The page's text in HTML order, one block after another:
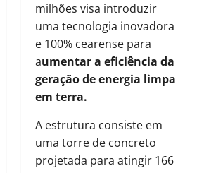
milhões visa introduzir
uma tecnologia inovadora
e 100% cearense para
aumentar a eficiência da
geração de energia limpa
em terra.
A estrutura consiste em
uma torre de concreto
projetada para atingir 166